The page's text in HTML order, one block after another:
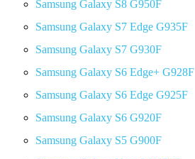
Samsung Galaxy S8 G950F
Samsung Galaxy S7 Edge G935F
Samsung Galaxy S7 G930F
Samsung Galaxy S6 Edge+ G928F
Samsung Galaxy S6 Edge G925F
Samsung Galaxy S6 G920F
Samsung Galaxy S5 G900F